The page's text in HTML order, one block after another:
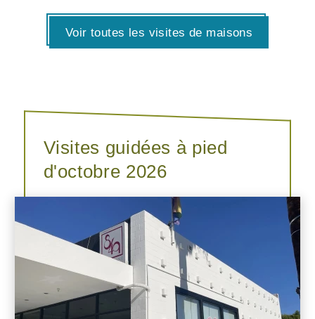
Voir toutes les visites de maisons
Visites guidées à pied
d'octobre 2026